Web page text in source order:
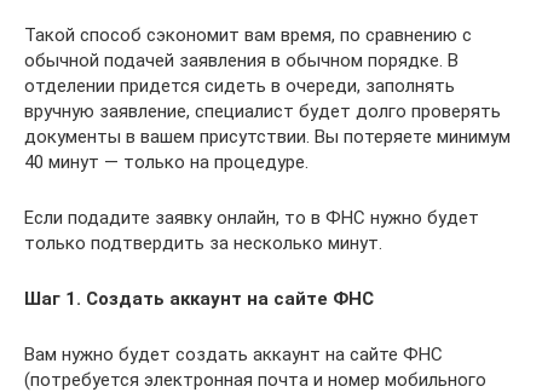
Такой способ сэкономит вам время, по сравнению с
обычной подачей заявления в обычном порядке. В
отделении придется сидеть в очереди, заполнять
вручную заявление, специалист будет долго проверять
документы в вашем присутствии. Вы потеряете минимум
40 минут — только на процедуре.
Если подадите заявку онлайн, то в ФНС нужно будет
только подтвердить за несколько минут.
Шаг 1. Создать аккаунт на сайте ФНС
Вам нужно будет создать аккаунт на сайте ФНС
(потребуется электронная почта и номер мобильного